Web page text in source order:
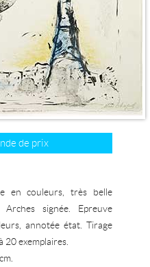
de prix
en couleurs, très belle
signée. Epreuve
annotée état. Tirage
20 exemplaires.